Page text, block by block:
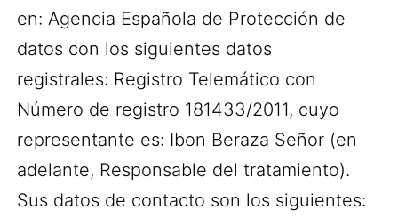
en: Agencia Española de Protección de
datos con los siguientes datos
registrales: Registro Telemático con
Número de registro 181433/2011, cuyo
representante es: Ibon Beraza Señor (en
adelante, Responsable del tratamiento).
Sus datos de contacto son los siguientes: